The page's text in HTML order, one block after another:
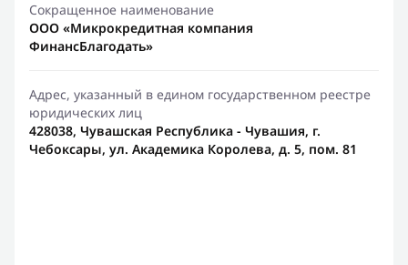
Сокращенное наименование
ООО «Микрокредитная компания
ФинансБлагодать»
Адрес, указанный в едином государственном реестре
юридических лиц
428038, Чувашская Республика - Чувашия, г.
Чебоксары, ул. Академика Королева, д. 5, пом. 81